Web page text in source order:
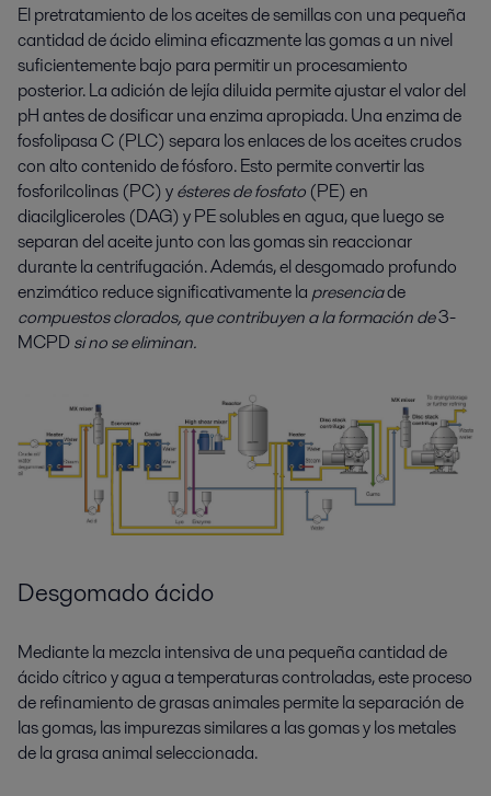
El pretratamiento de los aceites de semillas con una pequeña
cantidad de ácido elimina eficazmente las gomas a un nivel
suficientemente bajo para permitir un procesamiento
posterior. La adición de lejía diluida permite ajustar el valor del
pH antes de dosificar una enzima apropiada. Una enzima de
fosfolipasa C (PLC) separa los enlaces de los aceites crudos
con alto contenido de fósforo. Esto permite convertir las
fosforilcolinas (PC) yésteres de fosfato (PE) en
diacilgliceroles (DAG) y PE solubles en agua, que luego se
separan del aceite junto con las gomas sin reaccionar
durante la centrifugación. Además, el desgomado profundo
enzimático reduce significativamente la presenciade
compuestos clorados,que contribuyen a la formación de3-
MCPDsi no se eliminan.
Desgomado ácido
Mediante la mezcla intensiva de una pequeña cantidad de
ácido cítrico y agua a temperaturas controladas, este proceso
de refinamiento de grasas animales permite la separación de
las gomas, las impurezas similares a las gomas y los metales
de la grasa animal seleccionada.